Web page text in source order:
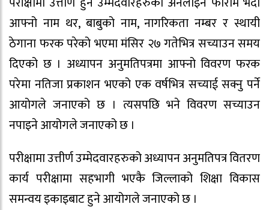
आफ्नो नाम थर, बाबुको नाम, नागरिकता नम्बर र स्थायी
ठेगाना फरक परेको भएमा मंसिर २७ गतेभित्र सच्याउन समय
दिएको छ । अध्यापन अनुमतिपत्रमा आफ्नो विवरण फरक
परेमा नतिजा प्रकाशन भएको एक वर्षभित्र सच्याई सक्नु पर्ने
आयोगले जनाएको छ । त्यसपछि भने विवरण सच्याउन
नपाइने आयोगले जनाएको छ ।
परीक्षामा उत्तीर्ण उम्मेदवारहरुको अध्यापन अनुमतिपत्र वितरण
कार्य परीक्षामा सहभागी भएकै जिल्लाको शिक्षा विकास
समन्वय इकाइबाट हुने आयोगले जनाएको छ ।